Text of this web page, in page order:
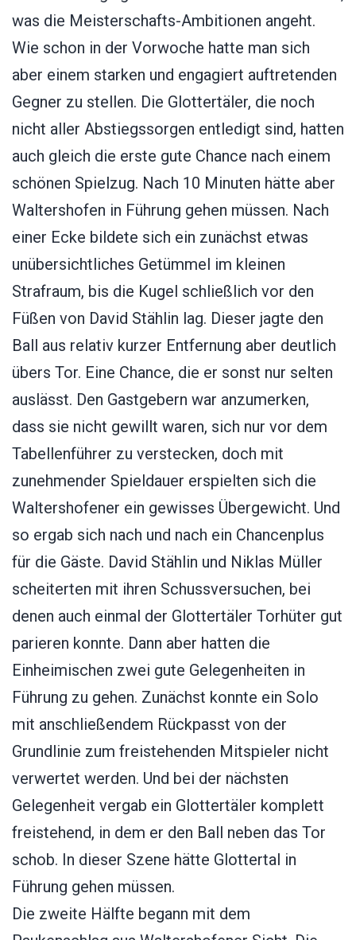
was die Meisterschafts-Ambitionen angeht.
Wie schon in der Vorwoche hatte man sich
aber einem starken und engagiert auftretenden
Gegner zu stellen. Die Glottertäler, die noch
nicht aller Abstiegssorgen entledigt sind, hatten
auch gleich die erste gute Chance nach einem
schönen Spielzug. Nach 10 Minuten hätte aber
Waltershofen in Führung gehen müssen. Nach
einer Ecke bildete sich ein zunächst etwas
unübersichtliches Getümmel im kleinen
Strafraum, bis die Kugel schließlich vor den
Füßen von David Stählin lag. Dieser jagte den
Ball aus relativ kurzer Entfernung aber deutlich
übers Tor. Eine Chance, die er sonst nur selten
auslässt. Den Gastgebern war anzumerken,
dass sie nicht gewillt waren, sich nur vor dem
Tabellenführer zu verstecken, doch mit
zunehmender Spieldauer erspielten sich die
Waltershofener ein gewisses Übergewicht. Und
so ergab sich nach und nach ein Chancenplus
für die Gäste. David Stählin und Niklas Müller
scheiterten mit ihren Schussversuchen, bei
denen auch einmal der Glottertäler Torhüter gut
parieren konnte. Dann aber hatten die
Einheimischen zwei gute Gelegenheiten in
Führung zu gehen. Zunächst konnte ein Solo
mit anschließendem Rückpasst von der
Grundlinie zum freistehenden Mitspieler nicht
verwertet werden. Und bei der nächsten
Gelegenheit vergab ein Glottertäler komplett
freistehend, in dem er den Ball neben das Tor
schob. In dieser Szene hätte Glottertal in
Führung gehen müssen.
Die zweite Hälfte begann mit dem